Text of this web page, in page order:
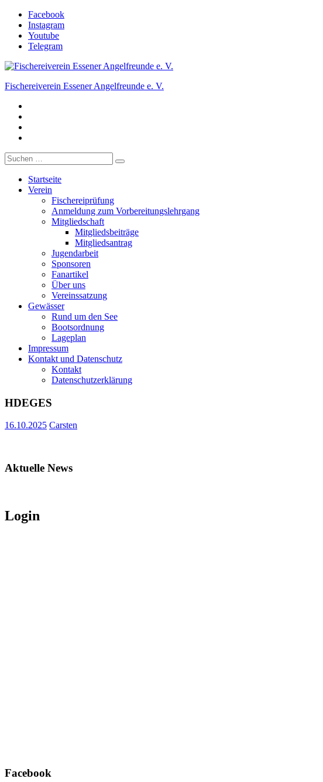
Zum
Inhalt
springen
Facebook
Instagram
Youtube
Telegram
Fischereiverein Essener Angelfreunde e. V.
Der Angelverein in Essen.
Suche
nach:
Startseite
Verein
Fischereiprüfung
Anmeldung zum Vorbereitungslehrgang
Mitgliedschaft
Mitgliedsbeiträge
Mitgliedsantrag
Jugendarbeit
Sponsoren
Fanartikel
Über uns
Vereinssatzung
Gewässer
Rund um den See
Bootsordnung
Lageplan
Impressum
Kontakt und Datenschutz
Kontakt
Datenschutzerklärung
HDEGES
16.10.2025 Carsten
Aktuelle News
Login
Facebook